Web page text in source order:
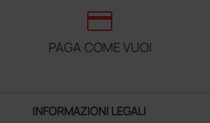
credit_card
PAGA COME VUOI
INFORMAZIONI LEGALI